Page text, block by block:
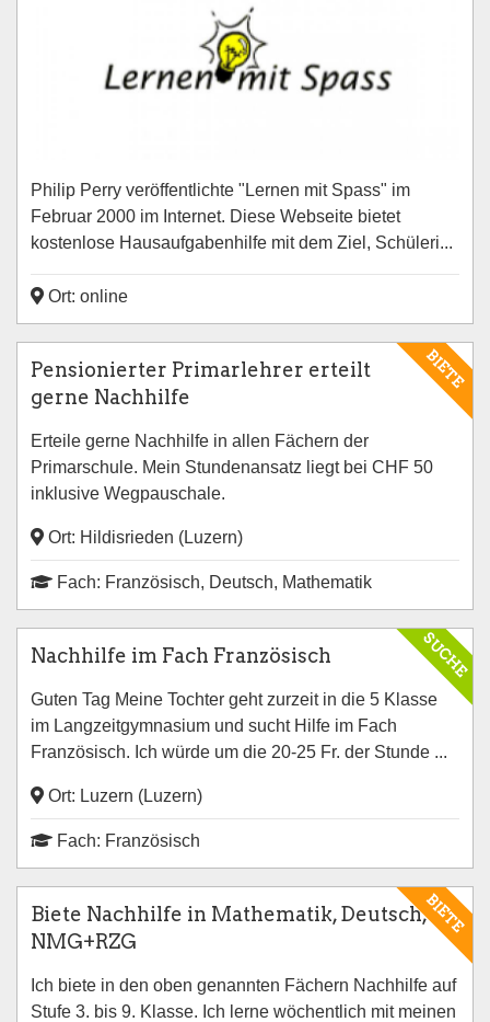
Philip Perry veröffentlichte "Lernen mit Spass" im
Februar 2000 im Internet. Diese Webseite bietet
kostenlose Hausaufgabenhilfe mit dem Ziel, Schüleri...
Ort: online
BIETE
Pensionierter Primarlehrer erteilt
gerne Nachhilfe
Erteile gerne Nachhilfe in allen Fächern der
Primarschule. Mein Stundenansatz liegt bei CHF 50
inklusive Wegpauschale.
Ort: Hildisrieden (Luzern)
Fach: Französisch, Deutsch, Mathematik
SUCHE
Nachhilfe im Fach Französisch
Guten Tag Meine Tochter geht zurzeit in die 5 Klasse
im Langzeitgymnasium und sucht Hilfe im Fach
Französisch. Ich würde um die 20-25 Fr. der Stunde ...
Ort: Luzern (Luzern)
Fach: Französisch
BIETE
Biete Nachhilfe in Mathematik, Deutsch,
NMG+RZG
Ich biete in den oben genannten Fächern Nachhilfe auf
Stufe 3. bis 9. Klasse. Ich lerne wöchentlich mit meinen